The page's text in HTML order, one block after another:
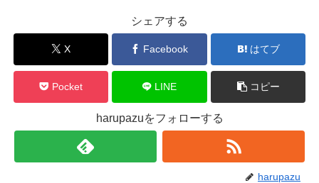
シェアする
X Facebook はてブ
Pocket LINE コピー
harupazuをフォローする
harupazu